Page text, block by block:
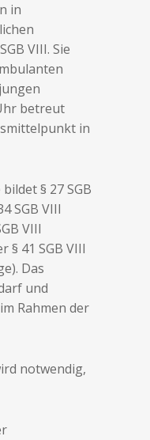
in
VIII. Sie
betreut
in
§ 27 SGB
SGB VIII
VIII
§ 41 SGB VIII
Das
und
Rahmen der
notwendig,